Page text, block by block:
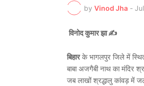
by Vinod Jha -
विनोद कुमार झा ✍️
बिहारके भागलपुर जिले में स्थित
बाबा अजगैबी नाथ का मंदिर
जब लाखों श्रद्धालु कांवड़ में